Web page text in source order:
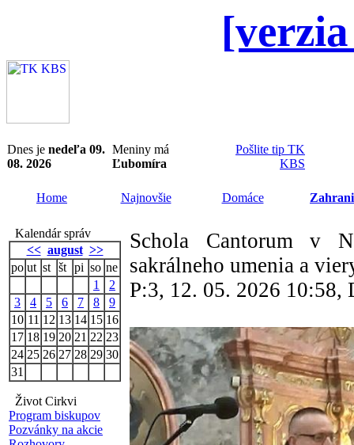
Dnes je nedeľa 09.
08. 2026
Meniny má
Ľubomíra
Pošlite tip TK
KBS
Home Najnovšie Domáce
Kalendár správ
<< august >>
po ut st št pi so ne
1
2
3
4 5 6 7 8
9
10 11 12 13 14 15 16
17 18 19 20 21 22 23
24 25 26 27 28 29 30
31
Život Cirkvi
Program biskupov
Pozvánky na akcie
Schola Cantorum v
sakrálneho umenia a
P:3, 12. 05. 2026 10:58,